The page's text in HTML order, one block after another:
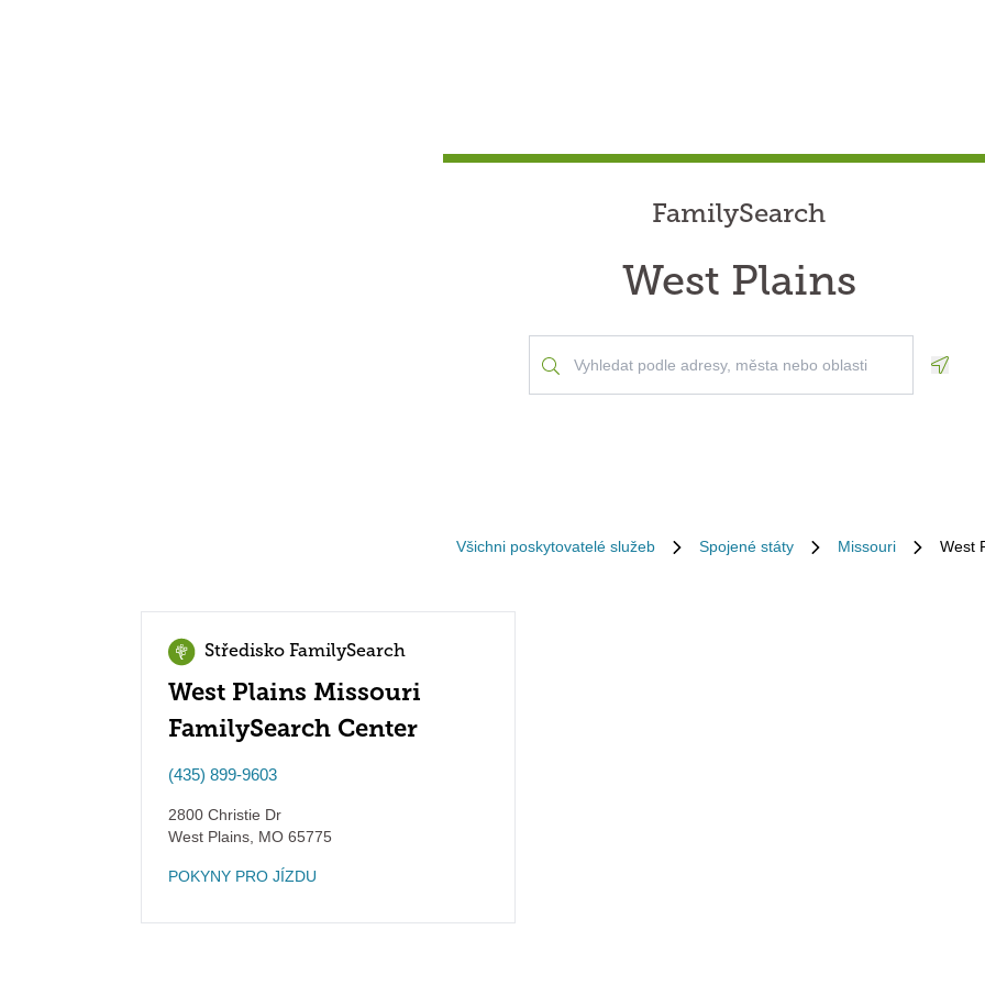
FamilySearch
West Plains
Všichni poskytovatelé služeb Spojené státy Missouri West
Středisko FamilySearch
West Plains Missouri
FamilySearch Center
(435) 899-9603
2800 Christie Dr
West Plains MO 65775
POKYNY PRO JÍZDU